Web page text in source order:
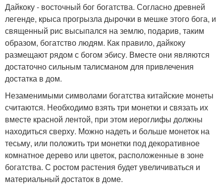
Дайкоку - восточный бог богатства. Согласно древней
легенде, крыса прогрызла дырочки в мешке этого бога, и
священный рис высыпался на землю, подарив, таким
образом, богатство людям. Как правило, дайкоку
размещают рядом с богом эбису. Вместе они являются
достаточно сильным талисманом для привлечения
достатка в дом.
Незаменимыми символами богатства китайские монеты
считаются. Необходимо взять три монетки и связать их
вместе красной лентой, при этом иероглифы должны
находиться сверху. Можно надеть и больше монеток на
тесьму, или положить три монетки под декоративное
комнатное дерево или цветок, расположенные в зоне
богатства. С ростом растения будет увеличиваться и
материальный достаток в доме.